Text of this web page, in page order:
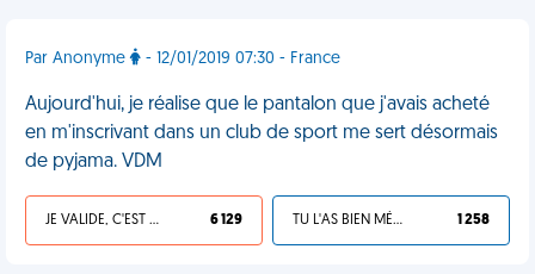
Par Anonyme - 12/01/2019 07:30 - France
Aujourd'hui, je réalise que le pantalon que j'avais acheté
en m'inscrivant dans un club de sport me sert désormais
de pyjama. VDM
JE VALIDE, C'EST UNE VDM 6 129 TU L'AS BIEN MÉRITÉ 1 258